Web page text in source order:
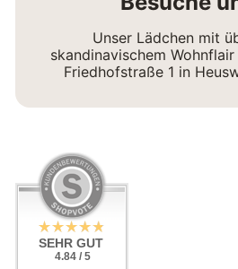
Unser Lädchen mit
skandinavischem
Friedhofstraße 1 in
SEHR GUT
4.84 / 5
SEHR GUT
4.84 / 5